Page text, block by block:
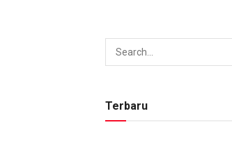
Terbaru